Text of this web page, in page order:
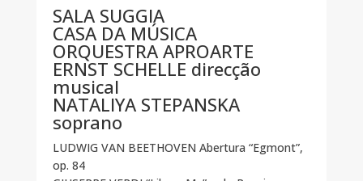
SALA SUGGIA
CASA DA MÚSICA
ORQUESTRA APROARTE
ERNST SCHELLE direcção
musical
NATALIYA STEPANSKA
soprano
LUDWIG VAN BEETHOVEN Abertura “Egmont”,
op. 84